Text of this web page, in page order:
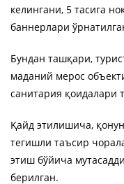
келингани, 5 тасига
баннерлари
Бундан ташқари,
маданий мерос
санитария қоидалари
Қайд этилишича,
тегишли таъсир
этиш бўйича
берилган.